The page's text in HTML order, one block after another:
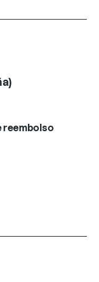
reembolso